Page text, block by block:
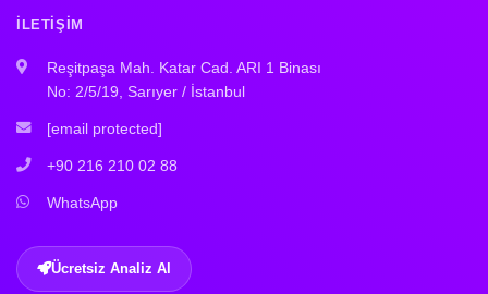
İLETIŞIM
Reşitpaşa Mah. Katar Cad. ARI 1 Binası
No: 2/5/19, Sarıyer / İstanbul
[email protected]
+90 216 210 02 88
WhatsApp
Ücretsiz Analiz Al